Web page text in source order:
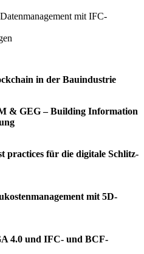
mit IFC-
in der Bauindustrie
& GEG – Building Information
practices für die digitale Schlitz-
mit 5D-
4.0 und IFC- und BCF-